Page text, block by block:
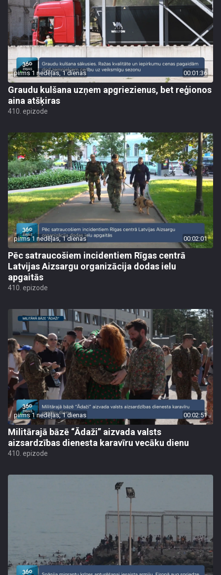
pirms 1 nedēļas, 1 dienas 00:01:36
Graudu kulšana uzņem apgriezienus, bet reģionos
aina atšķiras
410. epizode
pirms 1 nedēļas, 1 dienas 00:02:01
Pēc satraucošiem incidentiem Rīgas centrā
Latvijas Aizsargu organizācija dodas ielu
apgaitās
410. epizode
pirms 1 nedēļas, 1 dienas 00:02:51
Militārajā bāzē “Ādaži” aizvada valsts
aizsardzības dienesta karavīru vecāku dienu
410. epizode